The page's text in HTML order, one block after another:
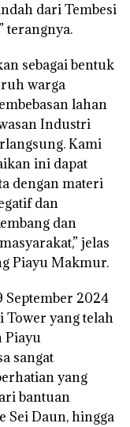
dari Tembesi
terangnya.
sebagai bentuk
warga
lahan
Industri
Kami
ini dapat
dengan materi
dan
dan
jelas
Piayu Makmur.
September 2024
Tower yang telah
Piayu
sangat
yang
bantuan
Sei Daun, hingga